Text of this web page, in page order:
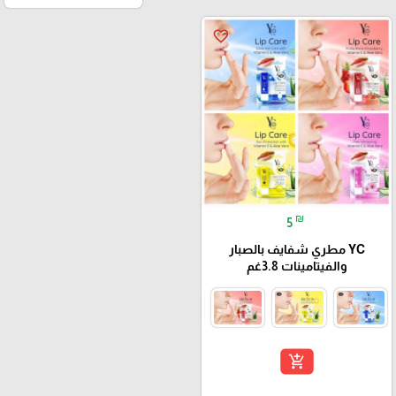
favorite_border
5 ₪
YC مطري شفايف بالصبار
والفيتامينات 3.8غم
add_shopping_cart